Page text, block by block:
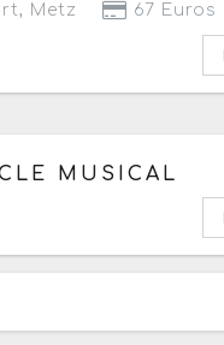
, Metz 67 Euros
2026
2026 à 20h
MUSICAL